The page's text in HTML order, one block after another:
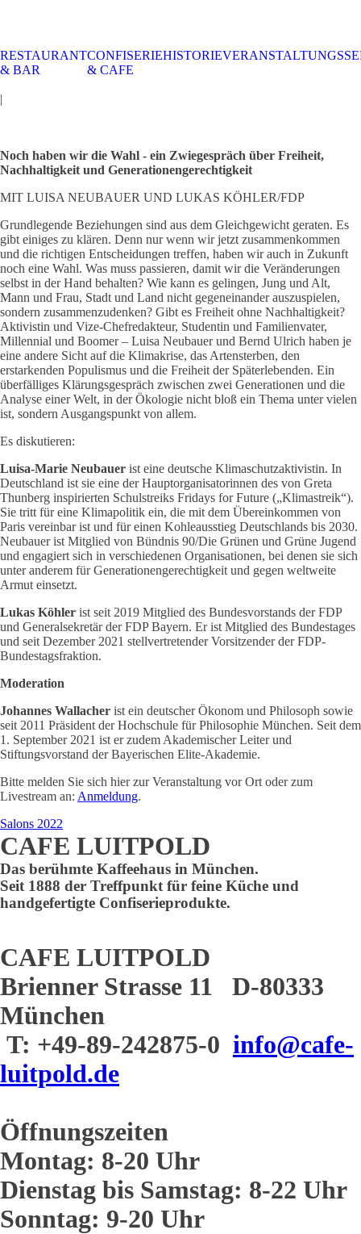
CAFE &
RESTAURANT
TISCHRESERVIERUNGKARRIERE
TISCHRESERVIERUNGKARRIERE
RESTAURANT
& BAR
CONFISERIE
& CAFE
HISTORIE
|
Noch haben wir die Wahl - ein Zwiegespräch über Freiheit,
Nachhaltigkeit und Generationengerechtigkeit
MIT LUISA NEUBAUER UND LUKAS KÖHLER/FDP
Grundlegende Beziehungen sind aus dem Gleichgewicht geraten. Es
gibt einiges zu klären. Denn nur wenn wir jetzt zusammenkommen
und die richtigen Entscheidungen treffen, haben wir auch in Zukunft
noch eine Wahl. Was muss passieren, damit wir die Veränderungen
selbst in der Hand behalten? Wie kann es gelingen, Jung und Alt,
Mann und Frau, Stadt und Land nicht gegeneinander auszuspielen,
sondern zusammenzudenken? Gibt es Freiheit ohne Nachhaltigkeit?
Aktivistin und Vize-Chefredakteur, Studentin und Familienvater,
Millennial und Boomer – Luisa Neubauer und Bernd Ulrich haben je
eine andere Sicht auf die Klimakrise, das Artensterben, den
erstarkenden Populismus und die Freiheit der Späterlebenden. Ein
überfälliges Klärungsgespräch zwischen zwei Generationen und die
Analyse einer Welt, in der Ökologie nicht bloß ein Thema unter vielen
ist, sondern Ausgangspunkt von allem.
Es diskutieren:
Luisa-Marie Neubauer ist eine deutsche Klimaschutzaktivistin. In
Deutschland ist sie eine der Hauptorganisatorinnen des von Greta
Thunberg inspirierten Schulstreiks Fridays for Future („Klimastreik“).
Sie tritt für eine Klimapolitik ein, die mit dem Übereinkommen von
Paris vereinbar ist und für einen Kohleausstieg Deutschlands bis 2030.
Neubauer ist Mitglied von Bündnis 90/Die Grünen und Grüne Jugend
und engagiert sich in verschiedenen Organisationen, bei denen sie sich
unter anderem für Generationengerechtigkeit und gegen weltweite
Armut einsetzt.
Lukas Köhler ist seit 2019 Mitglied des Bundesvorstands der FDP
und Generalsekretär der FDP Bayern. Er ist Mitglied des Bundestages
und seit Dezember 2021 stellvertretender Vorsitzender der FDP-
Bundestagsfraktion.
Moderation
Johannes Wallacher ist ein deutscher Ökonom und Philosoph sowie
seit 2011 Präsident der Hochschule für Philosophie München. Seit dem
1. September 2021 ist er zudem Akademischer Leiter und
Stiftungsvorstand der Bayerischen Elite-Akademie.
Bitte melden Sie sich hier zur Veranstaltung vor Ort oder zum
Livestream an: Anmeldung.
Salons 2022
CAFE LUITPOLD
Das berühmte Kaffeehaus in München.
Seit 1888 der Treffpunkt für feine Küche und
handgefertigte Confiserieprodukte.
CAFE LUITPOLD
Brienner Strasse 11 D-80333
München
T: +49-89-242875-0 info@cafe-
luitpold.de
Öffnungszeiten
Montag: 8-20 Uhr
Dienstag bis Samstag: 8-22 Uhr
Sonntag: 9-20 Uhr